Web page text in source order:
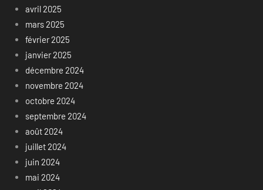
avril 2025
mars 2025
février 2025
janvier 2025
décembre 2024
novembre 2024
octobre 2024
septembre 2024
août 2024
juillet 2024
juin 2024
mai 2024